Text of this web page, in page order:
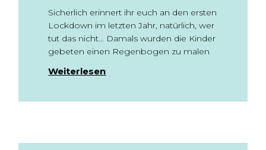
Sicherlich erinnert ihr euch an den ersten
Lockdown im letzten Jahr, natürlich, wer
tut das nicht… Damals wurden die Kinder
gebeten einen Regenbogen zu malen
Weiterlesen